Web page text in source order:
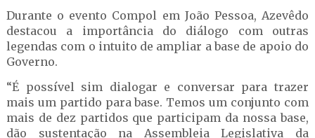
Durante o evento Compol em João Pessoa, Azevêdo
destacou a importância do diálogo com outras
legendas com o intuito de ampliar a base de apoio do
Governo.
“É possível sim dialogar e conversar para trazer
mais um partido para base. Temos um conjunto com
mais de dez partidos que participam da nossa base,
dão sustentação na Assembleia Legislativa da